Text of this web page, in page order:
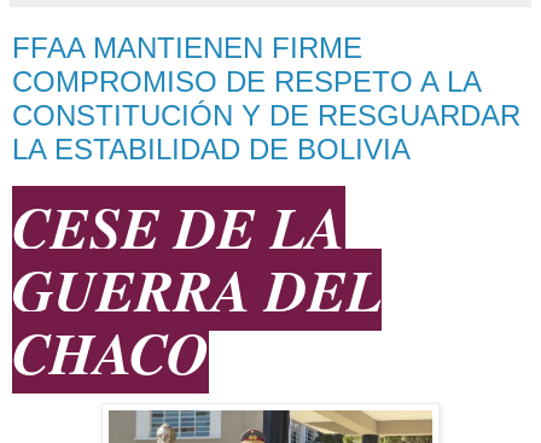
FFAA MANTIENEN FIRME
COMPROMISO DE RESPETO A LA
CONSTITUCIÓN Y DE RESGUARDAR
LA ESTABILIDAD DE BOLIVIA
CESE DE LA
GUERRA DEL
CHACO